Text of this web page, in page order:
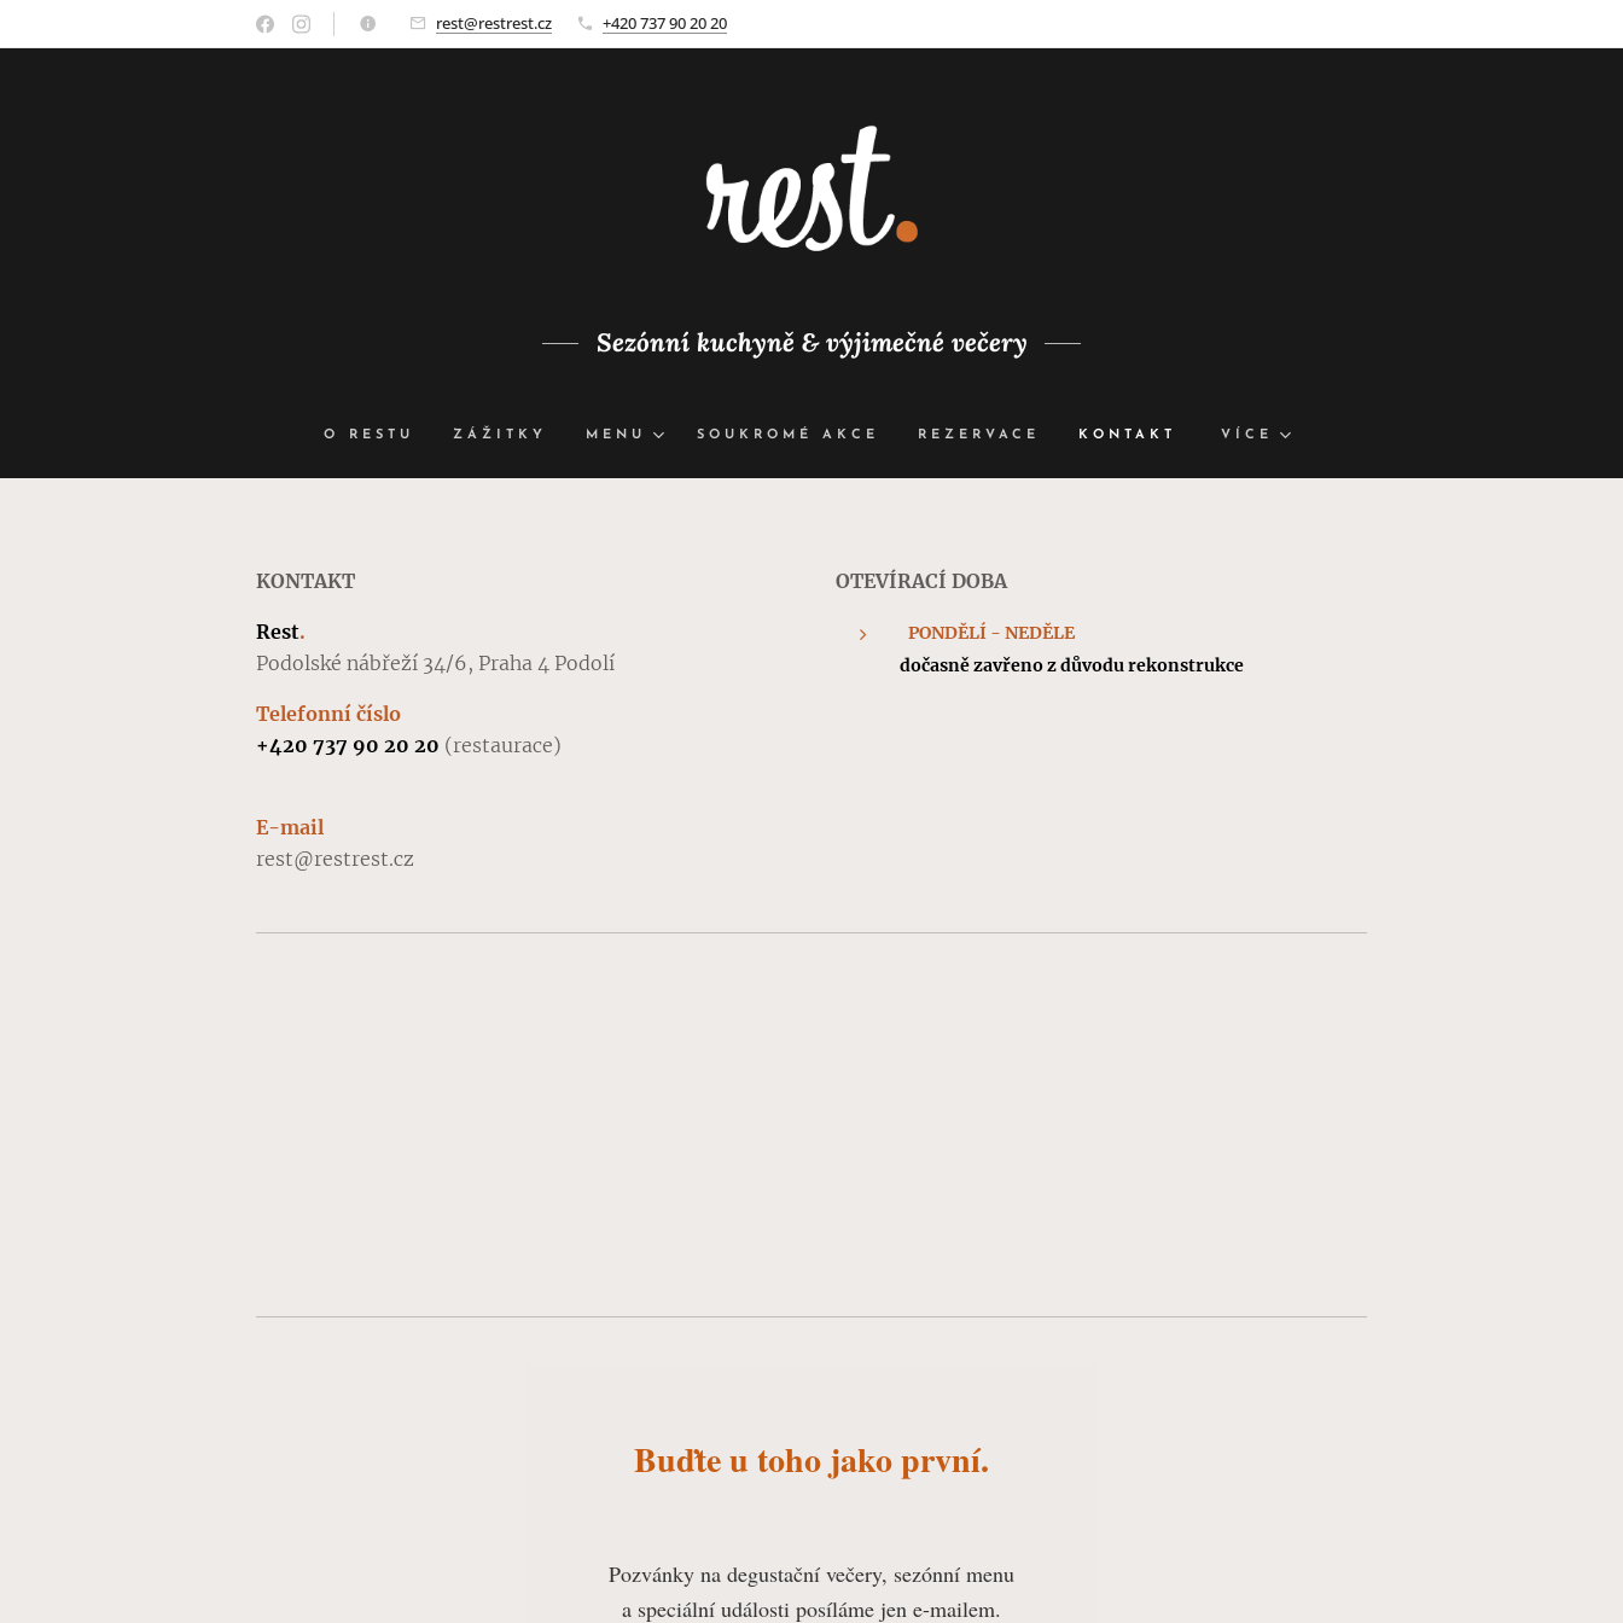
rest@restrest.cz +420 737 90 20 20
Sezónní kuchyně & výjimečné večery
O RESTU ZÁŽITKY MENU SOUKROMÉ AKCE REZERVACE KONTAKT VÍCE
KONTAKT
Rest.
Podolské nábřeží 34/6, Praha 4 Podolí
Telefonní číslo
+420 737 90 20 20 (restaurace)
E-mail
rest@restrest.cz
OTEVÍRACÍ DOBA
PONDĚLÍ - NEDĚLE
dočasně zavřeno z důvodu rekonstrukce
Buďte u toho jako první.
Pozvánky na degustační večery, sezónní menu
a speciální události posíláme jen e-mailem.